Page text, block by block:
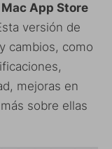
App Store
versión de
cambios, como
mejoras en
sobre ellas